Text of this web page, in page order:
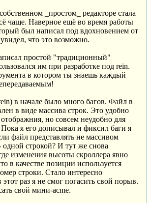
_простом_ редакторе стала
чаще. Наверное ещё во время работы
был написал под вдохновением от
что это возможно.
простой "традиционный"
им при разработке под rein.
в котором ты знаешь каждый
в начале было много багов. Файл в
в виде массива строк. Это удобно
но совсем неудобно для
я его дописывал и фиксил баги я
файл представлять не массивом
одной строкой? И тут же снова
изменения высоты скроллера явно
в качестве позиции используется
строки. Стало интересно
раз я не смог погасить свой порыв.
свой мини-acme.